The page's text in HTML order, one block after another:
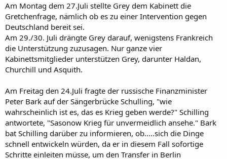
Am Montag dem 27.Juli stellte Grey dem Kabinett die
Gretchenfrage, nämlich ob es zu einer Intervention gegen
Deutschland bereit sei.
Am 29./30. Juli drängte Grey darauf, wenigstens Frankreich
die Unterstützung zuzusagen. Nur ganze vier
Kabinettsmitglieder unterstützen Grey, darunter Haldan,
Churchill und Asquith.
Am Freitag den 24.Juli fragte der russische Finanzminister
Peter Bark auf der Sängerbrücke Schulling, "wie
wahrscheinlich ist es, das es Krieg geben werde?" Schilling
antwortete, "Sasonow Krieg für unvermeidlich ansehe." Bark
bat Schilling darüber zu informieren, ob.....sich die Dinge
schnell entwickeln würden, da er in diesem Fall sofortige
Schritte einleiten müsse, um den Transfer in Berlin